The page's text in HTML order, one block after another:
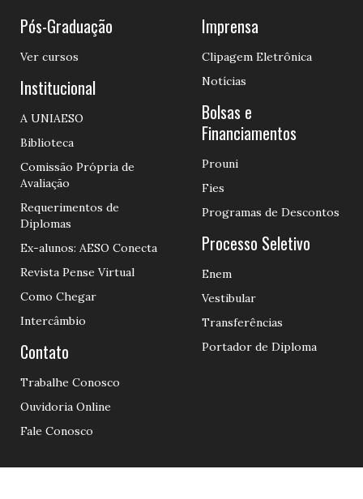
Pós-Graduação
Ver cursos
Institucional
A UNIAESO
Biblioteca
Comissão Própria de
Avaliação
Requerimentos de
Diplomas
Ex-alunos: AESO Conecta
Revista Pense Virtual
Como Chegar
Intercâmbio
Contato
Trabalhe Conosco
Ouvidoria Online
Fale Conosco
Imprensa
Clipagem Eletrônica
Notícias
Bolsas e
Financiamentos
Prouni
Fies
Programas de Descontos
Processo Seletivo
Enem
Vestibular
Transferências
Portador de Diploma